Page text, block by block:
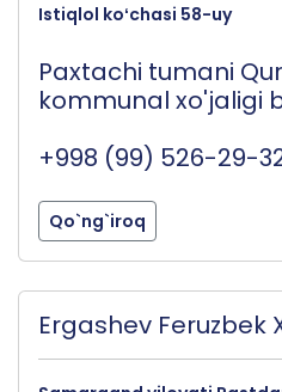
Istiqlol koʻchasi 58-uy
Paxtachi tumani
kommunal xo'jaligi
+998 (99) 526-29-
Qo`ng`iroq
Ergashev